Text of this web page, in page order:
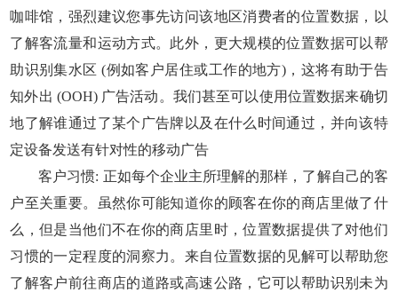
咖啡馆，强烈建议您事先访问该地区消费者的位置数据，以
了解客流量和运动方式。此外，更大规模的位置数据可以帮
助识别集水区 (例如客户居住或工作的地方)，这将有助于告
知外出 (OOH) 广告活动。我们甚至可以使用位置数据来确切
地了解谁通过了某个广告牌以及在什么时间通过，并向该特
定设备发送有针对性的移动广告
客户习惯: 正如每个企业主所理解的那样，了解自己的客
户至关重要。虽然你可能知道你的顾客在你的商店里做了什
么，但是当他们不在你的商店里时，位置数据提供了对他们
习惯的一定程度的洞察力。来自位置数据的见解可以帮助您
了解客户前往商店的道路或高速公路，它可以帮助识别未为